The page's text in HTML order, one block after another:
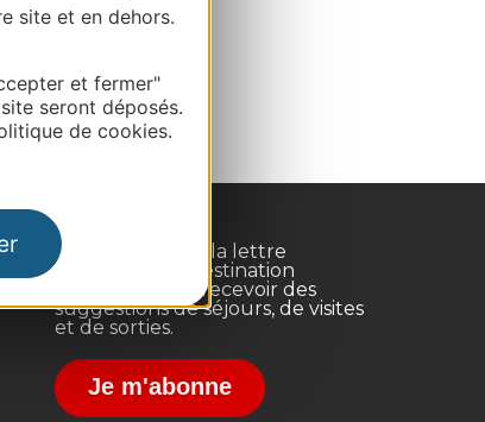
site et en dehors.
et fermer"
seront déposés.
de cookies.
Inscrivez-vous à la lettre
d'information Destination
Occitanie pour recevoir des
suggestions de séjours, de visites
et de sorties.
Je m'abonne